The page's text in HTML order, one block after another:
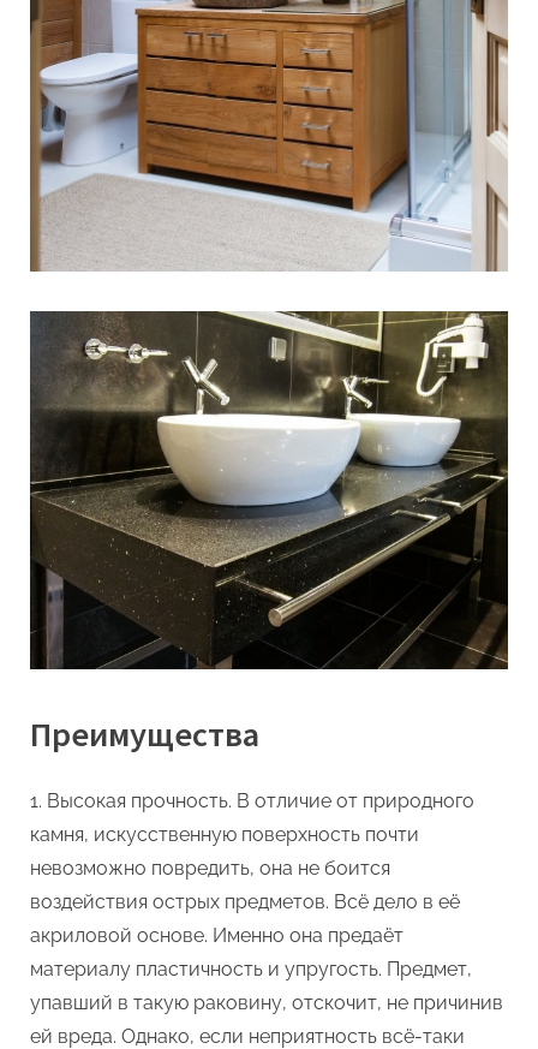
Преимущества
Высокая прочность. В отличие от природного
камня, искусственную поверхность почти
невозможно повредить, она не боится
воздействия острых предметов. Всё дело в её
акриловой основе. Именно она предаёт
материалу пластичность и упругость. Предмет,
упавший в такую раковину, отскочит, не причинив
ей вреда. Однако, если неприятность всё-таки